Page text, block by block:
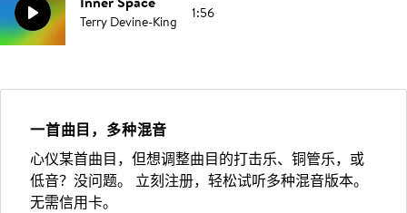
Terry Devine-King 1:56
一首曲目，多种混音
心仪某首曲目，但想调整曲目的打击乐、铜管乐，或
低音？没问题。 立刻注册，轻松试听多种混音版本。
无需信用卡。